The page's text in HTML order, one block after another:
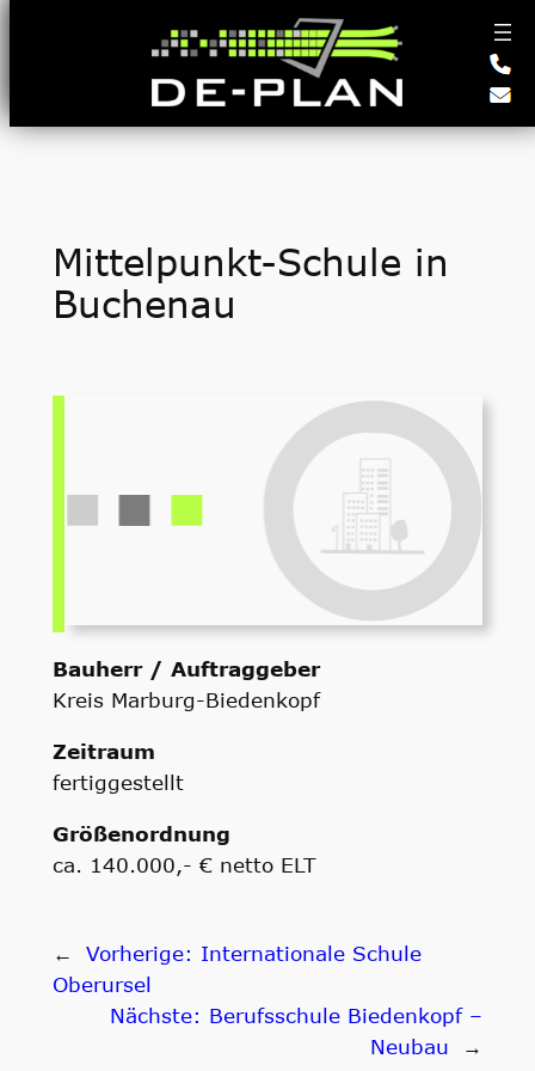
Mittelpunkt-Schule in
Buchenau
Bauherr / Auftraggeber
Kreis Marburg-Biedenkopf
Zeitraum
fertiggestellt
Größenordnung
ca. 140.000,- € netto ELT
← Vorherige: Internationale Schule
Oberursel
Nächste: Berufsschule Biedenkopf –
Neubau
→